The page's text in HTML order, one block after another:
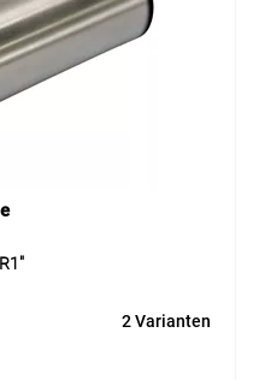
von Leitern bei
Masten, Laternen und
und eignet sich für
2 Varianten